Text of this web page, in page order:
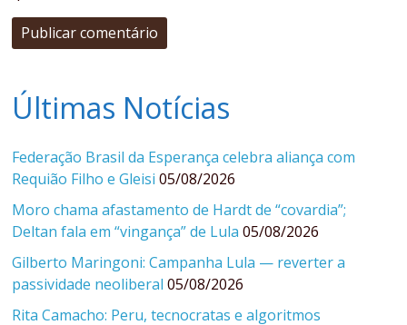
Últimas Notícias
Federação Brasil da Esperança celebra aliança com
Requião Filho e Gleisi 05/08/2026
Moro chama afastamento de Hardt de “covardia”;
Deltan fala em “vingança” de Lula 05/08/2026
Gilberto Maringoni: Campanha Lula — reverter a
passividade neoliberal 05/08/2026
Rita Camacho: Peru, tecnocratas e algoritmos